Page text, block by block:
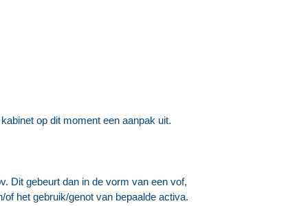
op dit moment een aanpak uit.
Dit gebeurt dan in de vorm van een vof,
het gebruik/genot van bepaalde activa.